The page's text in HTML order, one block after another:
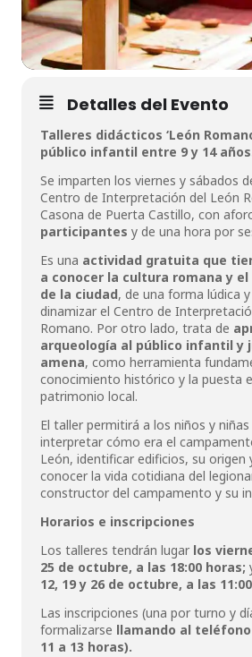
Detalles del Evento
Talleres didácticos ‘León
público infantil entre 9 y 14
Se imparten los viernes y sábados
Centro de Interpretación del León
Casona de Puerta Castillo, con
participantes y de una hora por
Es una actividad gratuita que
a conocer la cultura romana y
de la ciudad, de una forma lúdica
dinamizar el Centro de
Romano. Por otro lado, trata de
arqueología al público infantil y
amena, como herramienta
conocimiento histórico y la puesta
patrimonio local.
El taller permitirá a los niños y
interpretar cómo era el
León, identificar edificios, su origen
conocer la vida cotidiana del
constructor del campamento y su
Horarios e inscripciones
Los talleres tendrán lugar los
25 de octubre, a las 18:00 horas;
12, 19 y 26 de octubre, a las
Las inscripciones (una por turno y
formalizarse llamando al teléfono
11 a 13 horas).